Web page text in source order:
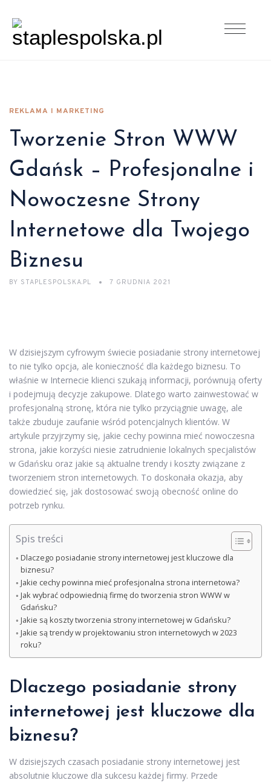
REKLAMA I MARKETING
Tworzenie Stron WWW
Gdańsk – Profesjonalne i
Nowoczesne Strony
Internetowe dla Twojego
Biznesu
BY STAPLESPOLSKA.PL 7 GRUDNIA 2021
W dzisiejszym cyfrowym świecie posiadanie strony internetowej
to nie tylko opcja, ale konieczność dla każdego biznesu. To
właśnie w Internecie klienci szukają informacji, porównują oferty
i podejmują decyzje zakupowe. Dlatego warto zainwestować w
profesjonalną stronę, która nie tylko przyciągnie uwagę, ale
także zbuduje zaufanie wśród potencjalnych klientów. W
artykule przyjrzymy się, jakie cechy powinna mieć nowoczesna
strona, jakie korzyści niesie zatrudnienie lokalnych specjalistów
w Gdańsku oraz jakie są aktualne trendy i koszty związane z
tworzeniem stron internetowych. To doskonała okazja, aby
dowiedzieć się, jak dostosować swoją obecność online do
potrzeb rynku.
Spis treści
Dlaczego posiadanie strony internetowej jest kluczowe dla
biznesu?
Jakie cechy powinna mieć profesjonalna strona internetowa?
Jak wybrać odpowiednią firmę do tworzenia stron WWW w
Gdańsku?
Jakie są koszty tworzenia strony internetowej w Gdańsku?
Jakie są trendy w projektowaniu stron internetowych w 2023
roku?
Dlaczego posiadanie strony
internetowej jest kluczowe dla
biznesu?
W dzisiejszych czasach posiadanie strony internetowej jest
absolutnie kluczowe dla sukcesu każdej firmy. Przede